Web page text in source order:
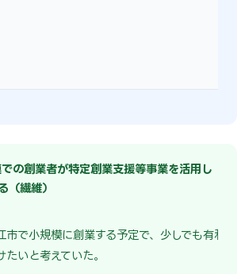
の創業者が特定創業支援等事業を活用し
（繊維）
市で小規模に創業する予定で、少しでも有利な
たいと考えていた。